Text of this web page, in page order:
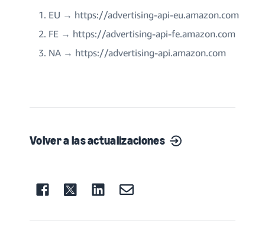
EU → https://advertising-api-eu.amazon.com
FE → https://advertising-api-fe.amazon.com
NA → https://advertising-api.amazon.com
Volver a las actualizaciones